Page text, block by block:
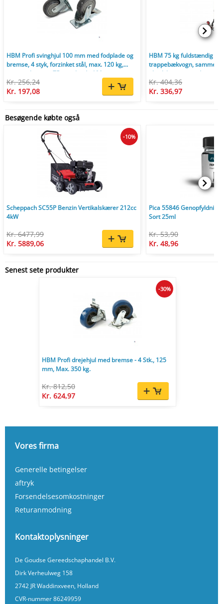
HBM Profi svinghjul 100 mm med fodplade og
bremse, 4 styk, forzinket stål, max. 120 kg,
center-til-center 75 mm, højde 130 mm.
Kr. 256,24
Kr. 197,08
HBM 75 kg fuldstændig
trappebækvogn,
aksel, hurtigspændesnor,
Kr. 404,36
Kr. 336,97
Besøgende købte også
Scheppach SC55P Benzin Vertikalskærer 212cc
4kW
Kr. 6477,99
Kr. 5889,06
-10%
Pica 55846
Sort 25ml
Kr. 53,90
Kr. 48,96
Senest sete produkter
HBM Profi drejehjul med bremse - 4 Stk., 125
mm, Max. 350 kg.
Kr. 812,50
Kr. 624,97
-30%
Vores firma
Generelle betingelser
aftryk
Forsendelsesomkostninger
Returanmodning
Kontaktoplysninger
De Goudse Gereedschaphandel B.V.
Dirk Verheulweg 158
2742 JR Waddinxveen, Holland
CVR-nummer 86249959